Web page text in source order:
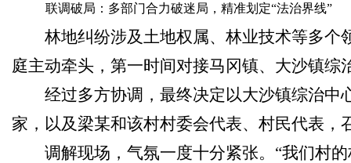
联调破局：多部门合力破迷局，精准划定“法治界线”
林地纠纷涉及土地权属、林业技术等多
庭主动牵头，第一时间对接马冈镇、大沙镇
经过多方协调，最终决定以大沙镇综治
家，以及梁某和该村村委会代表、村民代表
调解现场，气氛一度十分紧张。“我们村